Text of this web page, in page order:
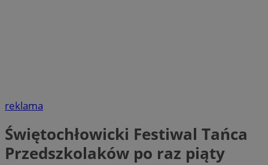
reklama
Świętochłowicki Festiwal Tańca
Przedszkolaków po raz piąty